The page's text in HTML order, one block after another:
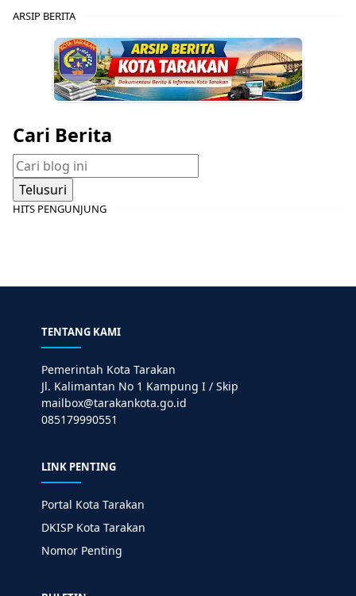
ARSIP BERITA
Cari Berita
HITS PENGUNJUNG
TENTANG KAMI
Pemerintah Kota Tarakan
Jl. Kalimantan No 1 Kampung I / Skip
mailbox@tarakankota.go.id
085179990551
LINK PENTING
Portal Kota Tarakan
DKISP Kota Tarakan
Nomor Penting